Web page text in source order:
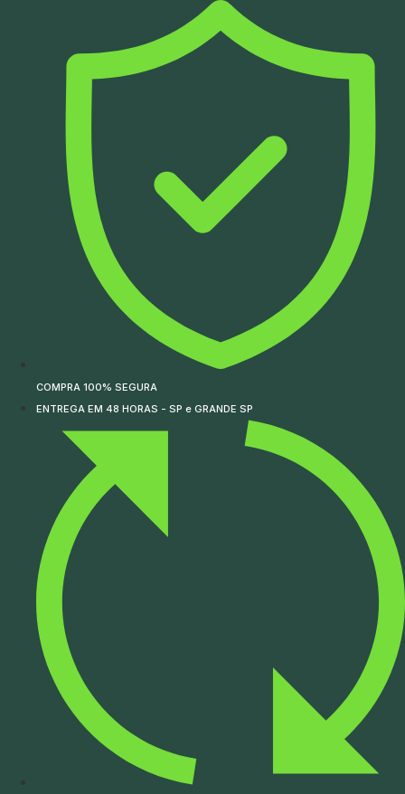
COMPRA 100% SEGURA
ENTREGA EM 48 HORAS - SP e GRANDE SP